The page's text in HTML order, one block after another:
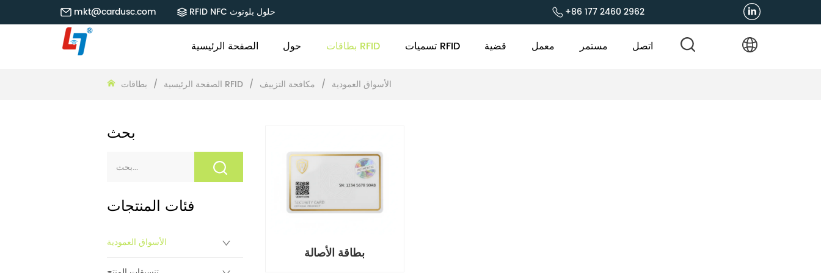
mkt@cardusc.com RFID NFC حلول بلوتوث +86 177 2460 2962
الصفحة الرئيسية حول بطاقات RFID تسميات RFID قضية معمل مستمر اتصل
الصفحة الرئيسية / بطاقات RFID / الأسواق العمودية / مكافحة التزييف
بحث
فئات المنتجات
الأسواق العمودية
بطاقة الأصالة